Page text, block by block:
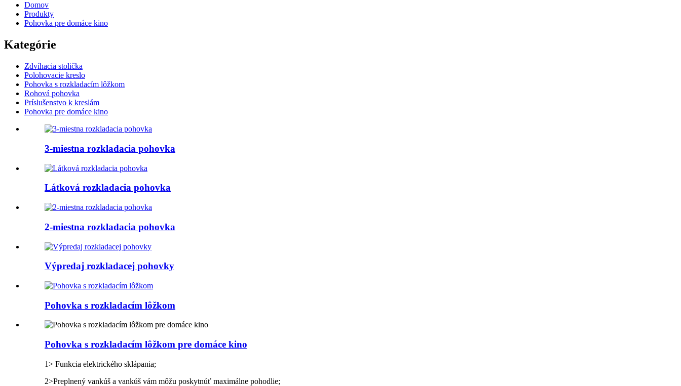
Domov
Produkty
Pohovka pre domáce kino
Kategórie
Zdvíhacia stolička
Polohovacie kreslo
Pohovka s rozkladacím lôžkom
Rohová pohovka
Príslušenstvo k kreslám
Pohovka pre domáce kino
3-miestna rozkladacia pohovka
Látková rozkladacia pohovka
2-miestna rozkladacia pohovka
Výpredaj rozkladacej pohovky
Pohovka s rozkladacím lôžkom
Pohovka s rozkladacím lôžkom pre domáce kino
1> Funkcia elektrického sklápania;
2>Preplnený vankúš a vankúš vám môžu poskytnúť maximálne pohodlie;